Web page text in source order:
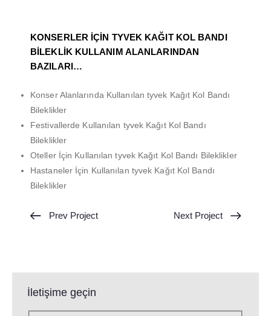
KONSERLER İÇİN TYVEK KAĞIT KOL BANDI
BİLEKLİK KULLANIM ALANLARINDAN
BAZILARI…
Konser Alanlarında Kullanılan tyvek Kağıt Kol Bandı
Bileklikler
Festivallerde Kullanılan tyvek Kağıt Kol Bandı
Bileklikler
Oteller İçin Kullanılan tyvek Kağıt Kol Bandı Bileklikler
Hastaneler İçin Kullanılan tyvek Kağıt Kol Bandı
Bileklikler
Prev Project Next Project
İletişime geçin